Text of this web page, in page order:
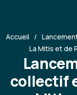
Accueil
La Mitis et de
collectif